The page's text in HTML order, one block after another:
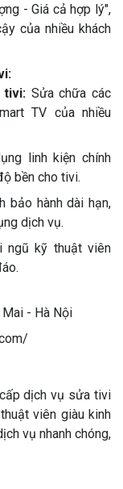
- Giá cả hợp lý",
của nhiều khách
tivi: Sửa chữa các
TV của nhiều
linh kiện chính
bền cho tivi.
bảo hành dài hạn,
dịch vụ.
ngũ kỹ thuật viên
- Hà Nội
dịch vụ sửa tivi
viên giàu kinh
vụ nhanh chóng,